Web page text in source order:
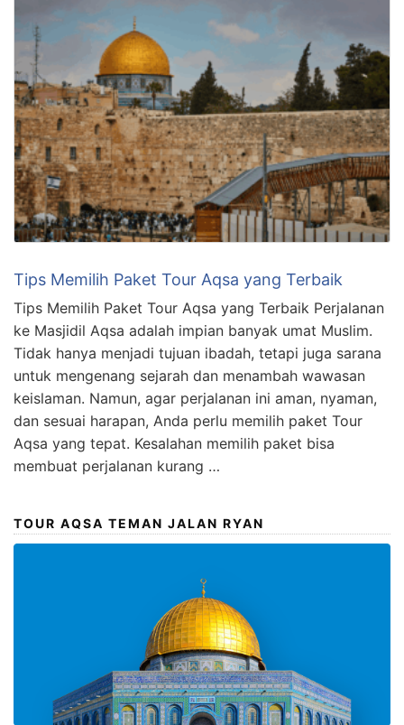
Tips Memilih Paket Tour Aqsa yang Terbaik
Tips Memilih Paket Tour Aqsa yang Terbaik Perjalanan
ke Masjidil Aqsa adalah impian banyak umat Muslim.
Tidak hanya menjadi tujuan ibadah, tetapi juga sarana
untuk mengenang sejarah dan menambah wawasan
keislaman. Namun, agar perjalanan ini aman, nyaman,
dan sesuai harapan, Anda perlu memilih paket Tour
Aqsa yang tepat. Kesalahan memilih paket bisa
membuat perjalanan kurang …
TOUR AQSA TEMAN JALAN RYAN